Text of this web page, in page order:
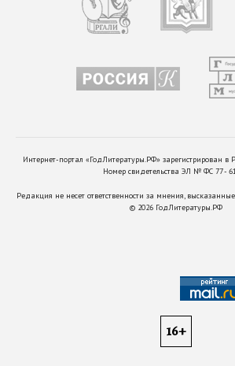
Интернет-портал «ГодЛитературы.РФ» зарегистрирован в
Номер свидетельства ЭЛ № ФС 77 -
Редакция не несет ответственности за мнения,
© 2026 ГодЛитературы.РФ
16+